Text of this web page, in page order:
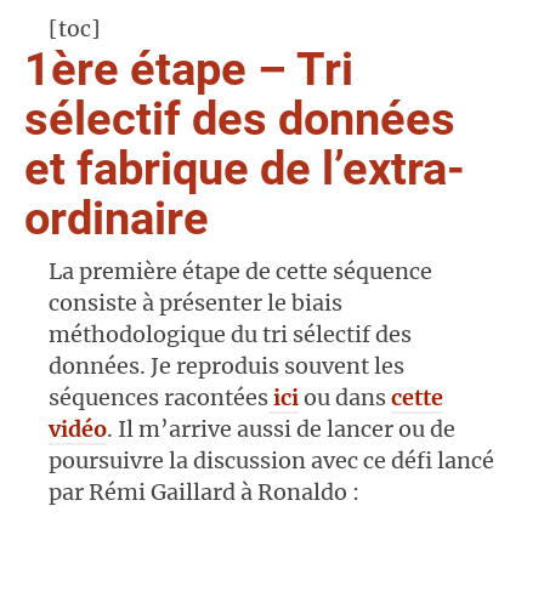
[toc]
1ère étape – Tri
sélectif des données
et fabrique de l’extra-
ordinaire
La première étape de cette séquence
consiste à présenter le biais
méthodologique du tri sélectif des
données. Je reproduis souvent les
séquences racontéesiciou danscette
vidéo. Il m’arrive aussi de lancer ou de
poursuivre la discussion avec ce défi lancé
par Rémi Gaillard à Ronaldo :